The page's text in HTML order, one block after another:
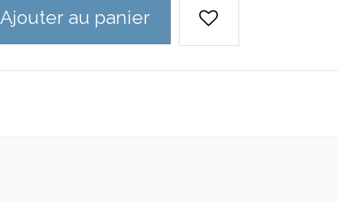
Ajouter au panier